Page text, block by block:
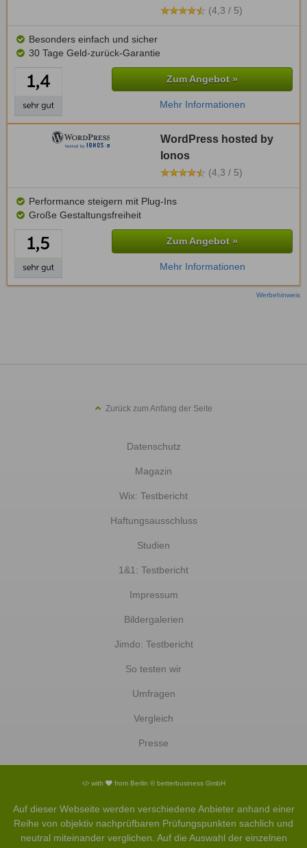
(4,3 / 5)
Besonders einfach und sicher
30 Tage Geld-zurück-Garantie
Zum Angebot »
Mehr Informationen
WordPress hosted by
Ionos
(4,3 / 5)
Performance steigern mit Plug-Ins
Große Gestaltungsfreiheit
Zum Angebot »
Mehr Informationen
Werbehinweis
Zurück zum Anfang der Seite
Datenschutz
Magazin
Wix: Testbericht
Haftungsausschluss
Studien
1&1: Testbericht
Impressum
Bildergalerien
Jimdo: Testbericht
So testen wir
Umfragen
Vergleich
Presse
with from Berlin © betterbusiness GmbH
Auf dieser Webseite werden verschiedene Anbieter anhand einer
Reihe von objektiv nachprüfbaren Prüfungspunkten sachlich und
neutral miteinander verglichen. Auf die Auswahl der einzelnen